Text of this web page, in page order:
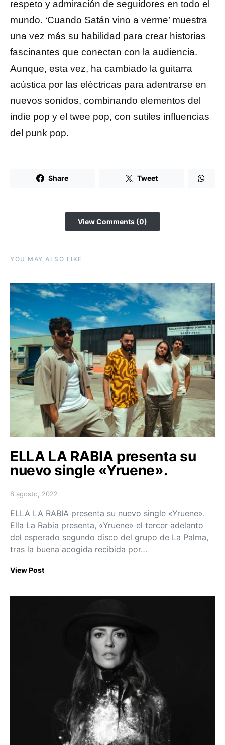
respeto y admiración de seguidores en todo el
mundo. ‘Cuando Satán vino a verme’ muestra
una vez más su habilidad para crear historias
fascinantes que conectan con la audiencia.
Aunque, esta vez, ha cambiado la guitarra
acústica por las eléctricas para adentrarse en
nuevos sonidos, combinando elementos del
indie pop y el twee pop, con sutiles influencias
del punk pop.
Share Tweet
View Comments (0)
YOU MAY ALSO LIKE
ELLA LA RABIA presenta su
nuevo single «Yruene».
Posted on
8 agosto, 2022
ELLA LA RABIA presenta su nuevo single «Yruene».
Ella La Rabia presenta, «Yruene» el tercer adelanto
del esperado segundo disco del grupo de La Palma,
tras la buena acogida recibida por…
View Post